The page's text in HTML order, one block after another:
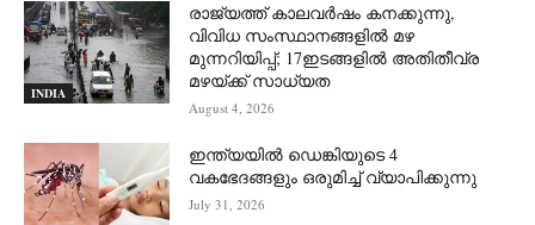
INDIA
രാജ്യത്ത് കാലവർഷം കനക്കുന്നു,
വിവിധ സംസ്ഥാനങ്ങളിൽ മഴ
മുന്നറിയിപ്പ്; 17ഇടങ്ങളിൽ അതിതീവ്ര
മഴയ്ക്ക് സാധ്യത
August 4, 2026
ഇന്ത്യയിൽ ഡെങ്കിയുടെ 4
വകഭേദങ്ങളും ഒരുമിച്ച് വ്യാപിക്കുന്നു
July 31, 2026